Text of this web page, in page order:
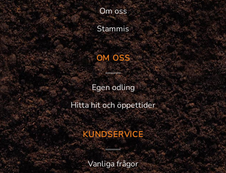
Om oss
Stammis
OM OSS
Egen odling
Hitta hit och öppettider
KUNDSERVICE
Vanliga frågor